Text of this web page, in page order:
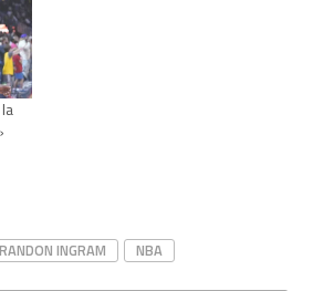
INGRAM NBA